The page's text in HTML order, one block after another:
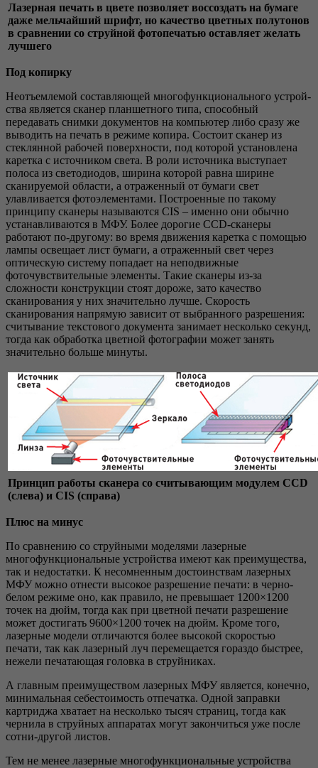
Лазерная печать в цвете позволяет воссоздать на бумаге
даже мельчайший шрифт, но качество цветных полутонов
в сравнении со струйной фотопечатью оставляет желать
лучшего
Под копирку
Неотъемлемой составляющей многофункционального устрой­
ства является сканер планшетного типа, способный
передавать снимки документов на компьютер либо сразу же
выводить на печать в режиме копира. Состоит сканер из
стеклянной рабочей поверхности, под которой установлена
каретка с источником света. В роли источника выступает
полоса из светодиодов, ширина которой равна ширине
сканируемой области, а отраженный от бумаги свет
улавливается фотоэлементами. Построенные по такому
принципу сканеры называются CIS – именно они обычно
устанавливаются в МФУ. Более дорогие CCD-сканеры
работают по-другому: во время движения каретка с помощью
лампы освещает лист бумаги, а отраженный свет через
оптическую систему попадает на неподвижные
фоточувствительные элементы. Такие сканеры из-за
сложности кон­струкции стоят дороже, зато качество
сканирования у них значительно лучше. Скорость
сканирования напрямую зависит от выбранного разрешения:
считывание текстового документа занимает несколько секунд,
тогда как обработка цветной фотографии может занять
значительно больше минуты.
Принцип работы сканера со считывающим модулем CCD
(слева) и CIS (справа)
Плюс на минус
По сравнению со струйными моделями лазерные
многофункцио­нальные устройства имеют как преимущества,
так и недостатки. К несомненным достоинствам лазерных
МФУ можно отнести высокое разрешение печати: в черно-
белом режиме оно, как правило, не превышает 1200×1200
точек на дюйм, тогда как при цветной печати разрешение
может достигать 9600×1200 точек на дюйм. Кроме того,
лазерные модели отличаются более высокой скоростью
печати, так как лазерный луч перемещается гораздо быстрее,
нежели печатающая головка в струйниках.
А главным преимуществом лазерных МФУ является, конечно,
минимальная себестоимость отпечатка. Одной заправки
картриджа хватает на несколько тысяч страниц, тогда как
чернила в струйных аппаратах могут закончиться уже после
сотни-другой листов.
Тем не менее лазерные многофункциональные устройства